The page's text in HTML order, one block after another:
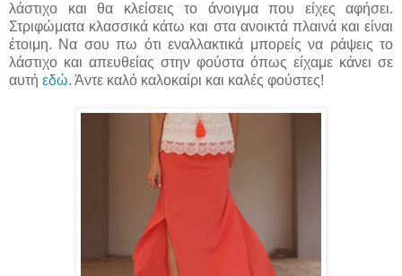
λάστιχο και θα κλείσεις το άνοιγμα που είχες αφήσει.
Στριφώματα κλασσικά κάτω και στα ανοικτά πλαινά και είναι
έτοιμη. Να σου πω ότι εναλλακτικά μπορείς να ράψεις το
λάστιχο και απευθείας στην φούστα όπως είχαμε κάνει σε
αυτή εδώ. Άντε καλό καλοκαίρι και καλές φούστες!